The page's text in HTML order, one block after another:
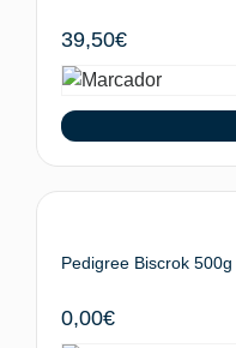
39,50€
Pedigree Biscrok
0,00€